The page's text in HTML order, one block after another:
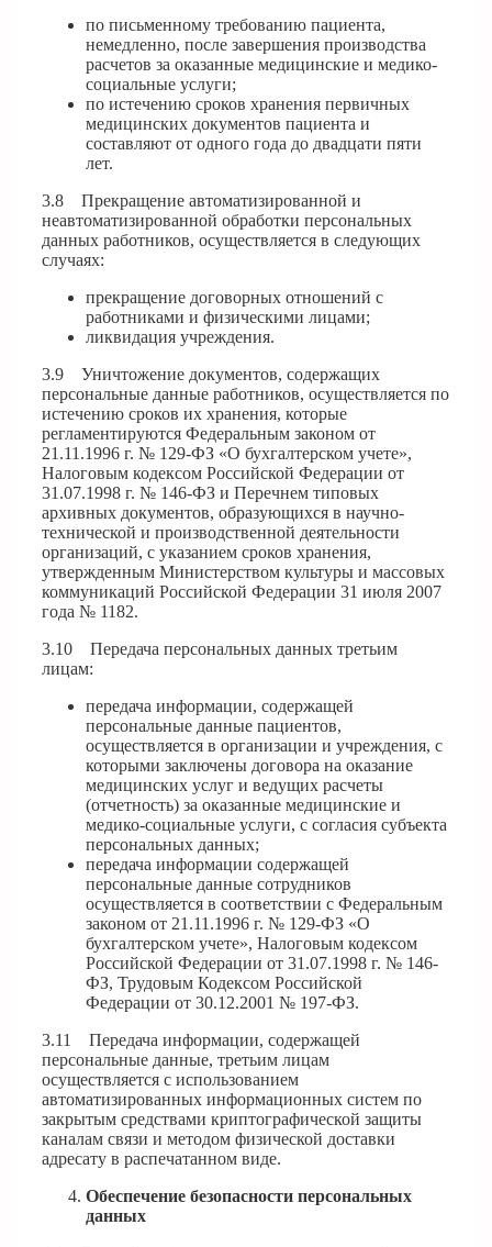
по письменному требованию пациента,
немедленно, после завершения производства
расчетов за оказанные медицинские и медико-
социальные услуги;
по истечению сроков хранения первичных
медицинских документов пациента и
составляют от одного года до двадцати пяти
лет.
3.8 Прекращение автоматизированной и
неавтоматизированной обработки персональных
данных работников, осуществляется в следующих
случаях:
прекращение договорных отношений с
работниками и физическими лицами;
ликвидация учреждения.
3.9 Уничтожение документов, содержащих
персональные данные работников, осуществляется по
истечению сроков их хранения, которые
регламентируются Федеральным законом от
21.11.1996 г. № 129-ФЗ «О бухгалтерском учете»,
Налоговым кодексом Российской Федерации от
31.07.1998 г. № 146-ФЗ и Перечнем типовых
архивных документов, образующихся в научно-
технической и производственной деятельности
организаций, с указанием сроков хранения,
утвержденным Министерством культуры и массовых
коммуникаций Российской Федерации 31 июля 2007
года № 1182.
3.10 Передача персональных данных третьим
лицам:
передача информации, содержащей
персональные данные пациентов,
осуществляется в организации и учреждения, с
которыми заключены договора на оказание
медицинских услуг и ведущих расчеты
(отчетность) за оказанные медицинские и
медико-социальные услуги, с согласия субъекта
персональных данных;
передача информации содержащей
персональные данные сотрудников
осуществляется в соответствии с Федеральным
законом от 21.11.1996 г. № 129-ФЗ «О
бухгалтерском учете», Налоговым кодексом
Российской Федерации от 31.07.1998 г. № 146-
ФЗ, Трудовым Кодексом Российской
Федерации от 30.12.2001 № 197-ФЗ.
3.11 Передача информации, содержащей
персональные данные, третьим лицам
осуществляется с использованием
автоматизированных информационных систем по
закрытым средствами криптографической защиты
каналам связи и методом физической доставки
адресату в распечатанном виде.
Обеспечение безопасности персональных
данных